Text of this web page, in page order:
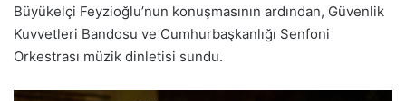
Büyükelçi Feyzioğlu’nun konuşmasının ardından, Güvenlik
Kuvvetleri Bandosu ve Cumhurbaşkanlığı Senfoni
Orkestrası müzik dinletisi sundu.